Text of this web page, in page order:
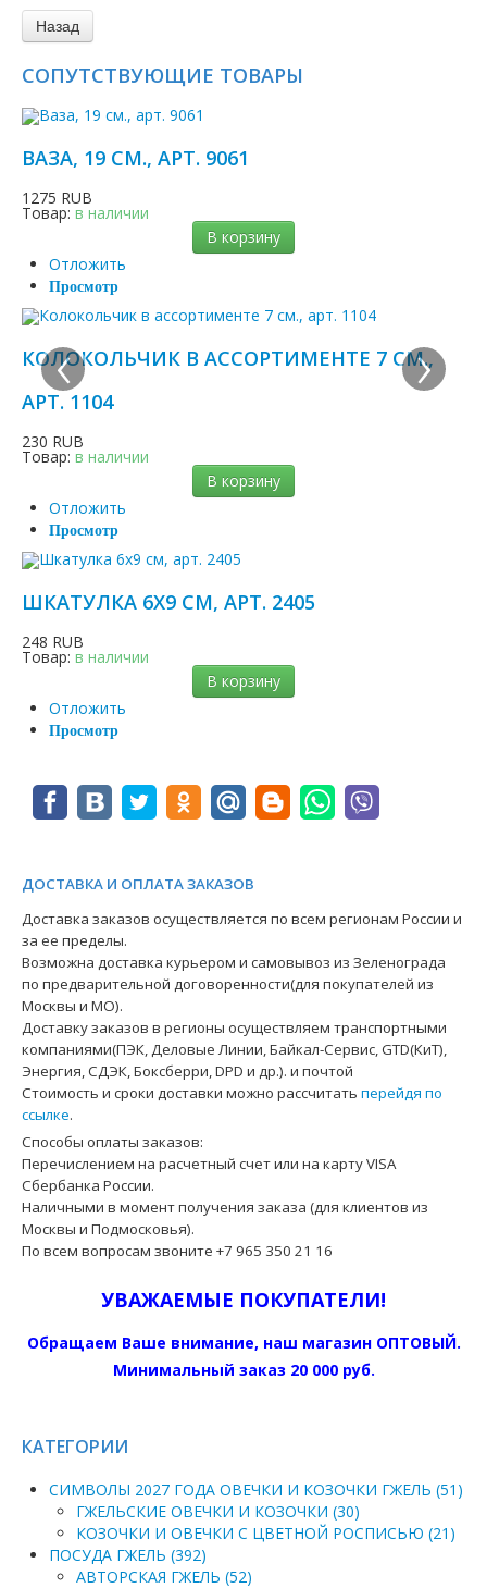
СОПУТСТВУЮЩИЕ ТОВАРЫ
ВАЗА, 19 СМ., АРТ. 9061
1275 RUB
Товар: в наличии
В корзину
Отложить
Просмотр
КОЛОКОЛЬЧИК В АССОРТИМЕНТЕ 7 СМ.,
АРТ. 1104
230 RUB
Товар: в наличии
В корзину
Отложить
Просмотр
ШКАТУЛКА 6Х9 СМ, АРТ. 2405
248 RUB
Товар: в наличии
В корзину
Отложить
Просмотр
‹ ›
ДОСТАВКА И ОПЛАТА ЗАКАЗОВ
Доставка заказов осуществляется по всем регионам России и
за ее пределы.
Возможна доставка курьером и самовывоз из Зеленограда
по предварительной договоренности(для покупателей из
Москвы и МО).
Доставку заказов в регионы осуществляем транспортными
компаниями(ПЭК, Деловые Линии, Байкал-Сервис, GTD(КиТ),
Энергия, СДЭК, Боксберри, DPD и др.). и почтой
Стоимость и сроки доставки можно рассчитать перейдя по
ссылке.
Способы оплаты заказов:
Перечислением на расчетный счет или на карту VISA
Сбербанка России.
Наличными в момент получения заказа (для клиентов из
Москвы и Подмосковья).
По всем вопросам звоните +7 965 350 21 16
УВАЖАЕМЫЕ ПОКУПАТЕЛИ!
Обращаем Ваше внимание, наш магазин ОПТОВЫЙ.
Минимальный заказ 20 000 руб.
КАТЕГОРИИ
СИМВОЛЫ 2027 ГОДА ОВЕЧКИ И КОЗОЧКИ ГЖЕЛЬ (51)
ГЖЕЛЬСКИЕ ОВЕЧКИ И КОЗОЧКИ (30)
КОЗОЧКИ И ОВЕЧКИ С ЦВЕТНОЙ РОСПИСЬЮ (21)
ПОСУДА ГЖЕЛЬ (392)
АВТОРСКАЯ ГЖЕЛЬ (52)